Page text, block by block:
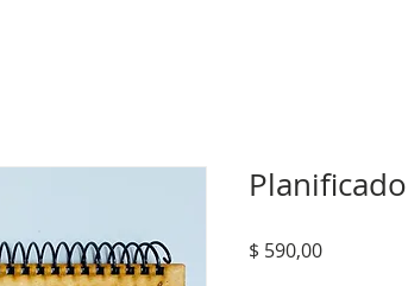
$ 590,00Precio